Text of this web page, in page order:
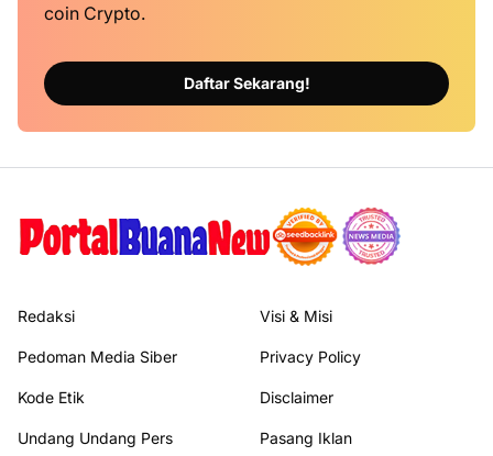
coin Crypto.
Daftar Sekarang!
Redaksi Visi & Misi
Pedoman Media Siber Privacy Policy
Kode Etik Disclaimer
Undang Undang Pers Pasang Iklan